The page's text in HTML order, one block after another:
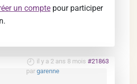
un compte pour participer
il y a 2 ans 8 mois #21863
par garenne